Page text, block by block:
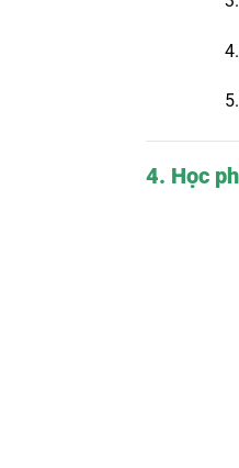
4. Học